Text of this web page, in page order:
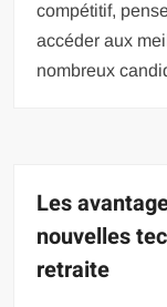
compétitif,
accéder aux
nombreux
Les
nouvelles
retraite